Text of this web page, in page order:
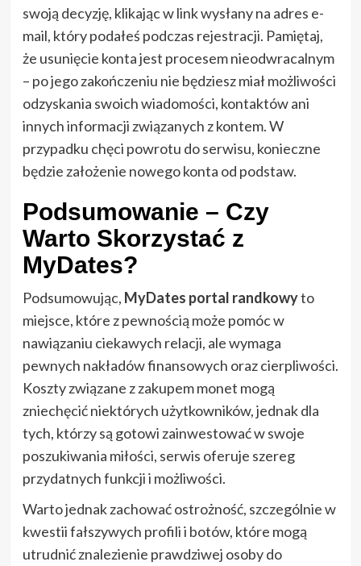
swoją decyzję, klikając w link wysłany na adres e-
mail, który podałeś podczas rejestracji. Pamiętaj,
że usunięcie konta jest procesem nieodwracalnym
– po jego zakończeniu nie będziesz miał możliwości
odzyskania swoich wiadomości, kontaktów ani
innych informacji związanych z kontem. W
przypadku chęci powrotu do serwisu, konieczne
będzie założenie nowego konta od podstaw.
Podsumowanie – Czy
Warto Skorzystać z
MyDates?
Podsumowując, MyDates portal randkowyto
miejsce, które z pewnością może pomóc w
nawiązaniu ciekawych relacji, ale wymaga
pewnych nakładów finansowych oraz cierpliwości.
Koszty związane z zakupem monet mogą
zniechęcić niektórych użytkowników, jednak dla
tych, którzy są gotowi zainwestować w swoje
poszukiwania miłości, serwis oferuje szereg
przydatnych funkcji i możliwości.
Warto jednak zachować ostrożność, szczególnie w
kwestii fałszywych profili i botów, które mogą
utrudnić znalezienie prawdziwej osoby do